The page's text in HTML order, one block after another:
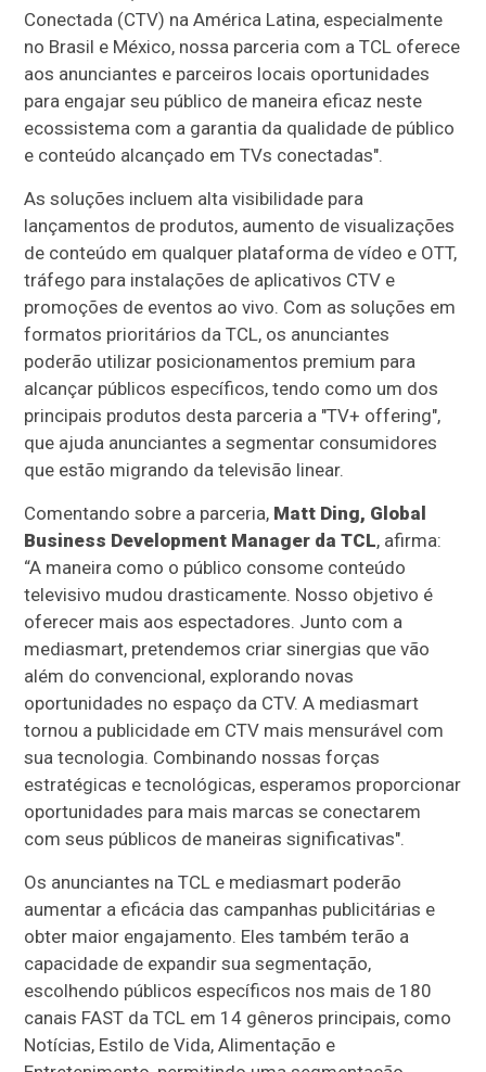
Conectada (CTV) na América Latina, especialmente
no Brasil e México, nossa parceria com a TCL oferece
aos anunciantes e parceiros locais oportunidades
para engajar seu público de maneira eficaz neste
ecossistema com a garantia da qualidade de público
e conteúdo alcançado em TVs conectadas".
As soluções incluem alta visibilidade para
lançamentos de produtos, aumento de visualizações
de conteúdo em qualquer plataforma de vídeo e OTT,
tráfego para instalações de aplicativos CTV e
promoções de eventos ao vivo. Com as soluções em
formatos prioritários da TCL, os anunciantes
poderão utilizar posicionamentos premium para
alcançar públicos específicos, tendo como um dos
principais produtos desta parceria a "TV+ offering",
que ajuda anunciantes a segmentar consumidores
que estão migrando da televisão linear.
Comentando sobre a parceria, Matt Ding, Global
Business Development Manager da TCL, afirma:
“A maneira como o público consome conteúdo
televisivo mudou drasticamente. Nosso objetivo é
oferecer mais aos espectadores. Junto com a
mediasmart, pretendemos criar sinergias que vão
além do convencional, explorando novas
oportunidades no espaço da CTV. A mediasmart
tornou a publicidade em CTV mais mensurável com
sua tecnologia. Combinando nossas forças
estratégicas e tecnológicas, esperamos proporcionar
oportunidades para mais marcas se conectarem
com seus públicos de maneiras significativas".
Os anunciantes na TCL e mediasmart poderão
aumentar a eficácia das campanhas publicitárias e
obter maior engajamento. Eles também terão a
capacidade de expandir sua segmentação,
escolhendo públicos específicos nos mais de 180
canais FAST da TCL em 14 gêneros principais, como
Notícias, Estilo de Vida, Alimentação e